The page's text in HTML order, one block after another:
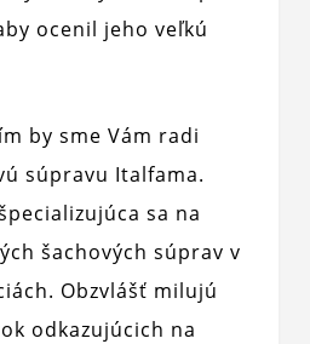
ocenil jeho veľkú
by sme Vám radi
súpravu Italfama.
sa na
šachových súprav v
Obzvlášť milujú
odkazujúcich na